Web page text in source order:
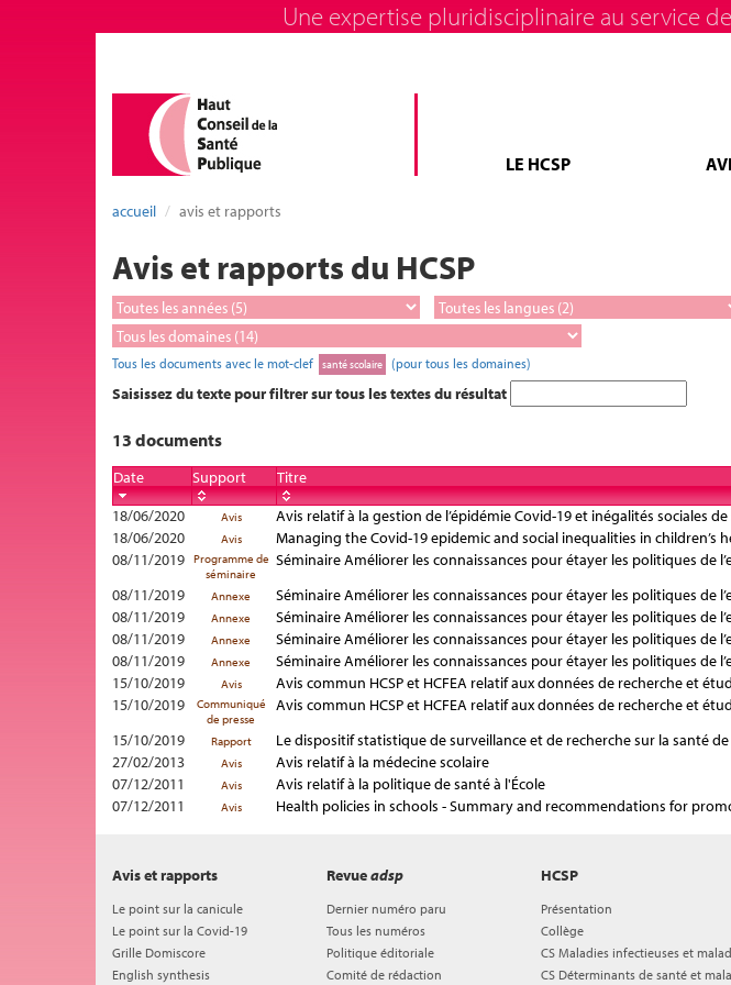
Une expertise pluridisciplinaire au service
LE HCSP
accueil avis et rapports
Avis et rapports du HCSP
Tous les documents avec le mot-clef santé scolaire (pour tous les domaines)
Saisissez du texte pour filtrer sur tous les textes du résultat
13 documents
Date Support
Titre
18/06/2020
Avis
Avis relatif à la gestion de l’épidémie Covid-19 et inégalités sociales
18/06/2020
Avis
Managing the Covid-19 epidemic and social inequalities in children’s
08/11/2019 Programme de
séminaire
Séminaire Améliorer les connaissances pour étayer les politiques de
08/11/2019
Annexe
Séminaire Améliorer les connaissances pour étayer les politiques de
08/11/2019
Annexe
Séminaire Améliorer les connaissances pour étayer les politiques de
08/11/2019
Annexe
Séminaire Améliorer les connaissances pour étayer les politiques de
08/11/2019
Annexe
Séminaire Améliorer les connaissances pour étayer les politiques de
15/10/2019
Avis
Avis commun HCSP et HCFEA relatif aux données de recherche et
15/10/2019
Communiqué
de presse
Avis commun HCSP et HCFEA relatif aux données de recherche et
15/10/2019
Rapport
Le dispositif statistique de surveillance et de recherche sur la santé de
27/02/2013
Avis
Avis relatif à la médecine scolaire
07/12/2011
Avis
Avis relatif à la politique de santé à l'École
07/12/2011
Avis Health policies in schools - Summary and recommendations for
HCSP
Présentation
Collège
CS Maladies infectieuses et
CS Déterminants de santé et
Avis et rapports
Le point sur la canicule
Le point sur la Covid-19
Grille Domiscore
English synthesis
Revueadsp
Dernier numéro paru
Tous les numéros
Politique éditoriale
Comité de rédaction